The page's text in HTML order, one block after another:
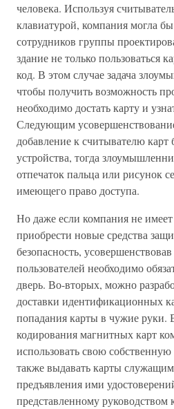
человека. Используя
клавиатурой, компания могла бы
сотрудников группы
здание не только пользоваться
код. В этом случае задача
чтобы получить возможность
необходимо достать карту и
Следующим
добавление к считывателю карт
устройства, тогда
отпечаток пальца или рисунок
имеющего право доступа.
Но даже если компания не
приобрести новые средства
безопасность,
пользователей необходимо
дверь. Во-вторых, можно
доставки идентификационных
попадания карты в чужие руки.
кодирования магнитных карт
использовать свою
также выдавать карты
предъявления ими
представленному